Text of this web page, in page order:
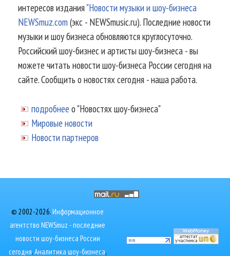
интересов издания"Новости музыки и шоу-бизнеса
NEWSmuz.com(экс - NEWSmusic.ru). Последние новости
музыки и шоу бизнеса обновляются круглосуточно.
Российский шоу-бизнес и артисты шоу-бизнеса - вы
можете читать новости шоу-бизнеса России сегодня на
сайте. Сообщить о новостях сегодня - наша работа.
подробнее о "Новостях шоу-бизнеса"
Мировые новости
Новости партнеров
© 2002-2026.Информационное
агентство NEWSmuz - последние
новости шоу-бизнеса России
сегодня.Аналитика шоу-бизнеса,